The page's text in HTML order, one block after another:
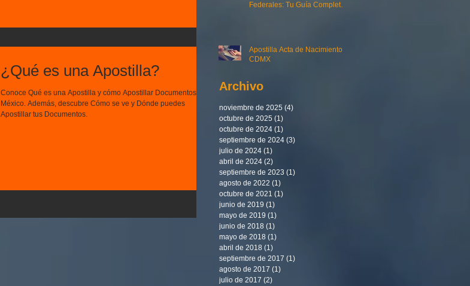
Federales: Tu Guía Completa
Apostilla Acta de Nacimiento
CDMX
Archivo
noviembre de 2025 (4)
octubre de 2025 (1)
octubre de 2024 (1)
septiembre de 2024 (3)
julio de 2024 (1)
abril de 2024 (2)
septiembre de 2023 (1)
agosto de 2022 (1)
octubre de 2021 (1)
junio de 2019 (1)
mayo de 2019 (1)
junio de 2018 (1)
mayo de 2018 (1)
abril de 2018 (1)
septiembre de 2017 (1)
agosto de 2017 (1)
julio de 2017 (2)
¿Qué es una Apostilla?
Conoce Qué es una Apostilla y cómo Apostillar Documentos en
México. Además, descubre Cómo se ve y Dónde puedes
Apostillar tus Documentos.